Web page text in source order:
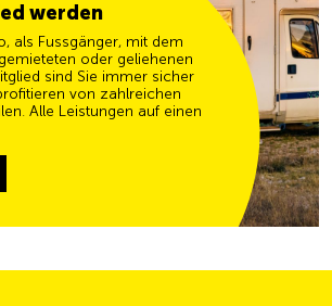
werden
als Fussgänger, mit dem
oder geliehenen
sind Sie immer sicher
von zahlreichen
Alle Leistungen auf einen